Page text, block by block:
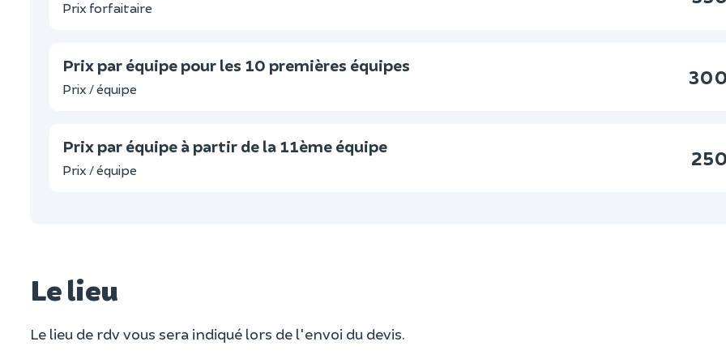
Prix forfaitaire
Prix par équipe pour les 10 premières équipes
Prix / équipe
Prix par équipe à partir de la 11ème équipe
Prix / équipe
Le lieu
Le lieu de rdv vous sera indiqué lors de l'envoi du devis.